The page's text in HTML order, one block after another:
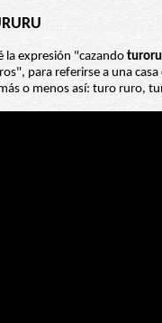
la expresión "cazando
para referirse a una
o menos así: turo ruro,